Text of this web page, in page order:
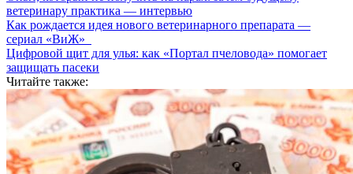
ветеринару практика — интервью
Как рождается идея нового ветеринарного препарата —
сериал «ВиЖ»
Цифровой щит для улья: как «Портал пчеловода» помогает
защищать пасеки
Читайте также: